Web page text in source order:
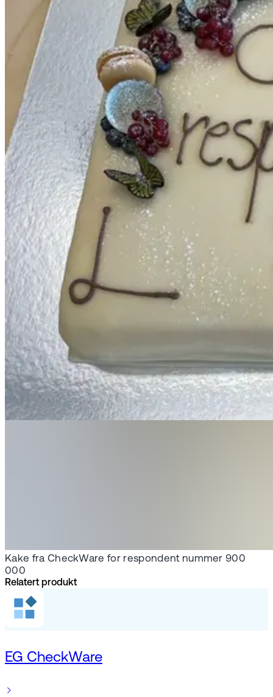
Kake fra CheckWare for respondent nummer 900
000
Relatert produkt
EG CheckWare